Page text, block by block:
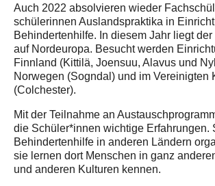
Auch 2022 absolvieren wieder
schülerinnen Auslandspraktika in
Behindertenhilfe. In diesem Jahr liegt
auf Nordeuropa. Besucht werden
Finnland (Kittilä, Joensuu, Alavus und
Norwegen (Sogndal) und im Vereinigten
(Colchester).
Mit der Teilnahme an
die Schüler*innen wichtige Erfahrungen.
Behindertenhilfe in anderen Ländern
sie lernen dort Menschen in ganz
und anderen Kulturen kennen.